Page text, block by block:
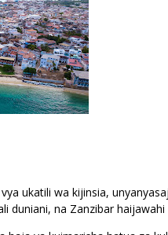
ukatili wa kijinsia,
duniani, na Zanzibar